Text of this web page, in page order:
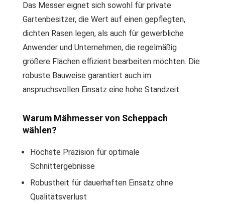
Das Messer eignet sich sowohl für private
Gartenbesitzer, die Wert auf einen gepflegten,
dichten Rasen legen, als auch für gewerbliche
Anwender und Unternehmen, die regelmäßig
größere Flächen effizient bearbeiten möchten. Die
robuste Bauweise garantiert auch im
anspruchsvollen Einsatz eine hohe Standzeit.
Warum Mähmesser von Scheppach
wählen?
Höchste Präzision für optimale
Schnittergebnisse
Robustheit für dauerhaften Einsatz ohne
Qualitätsverlust